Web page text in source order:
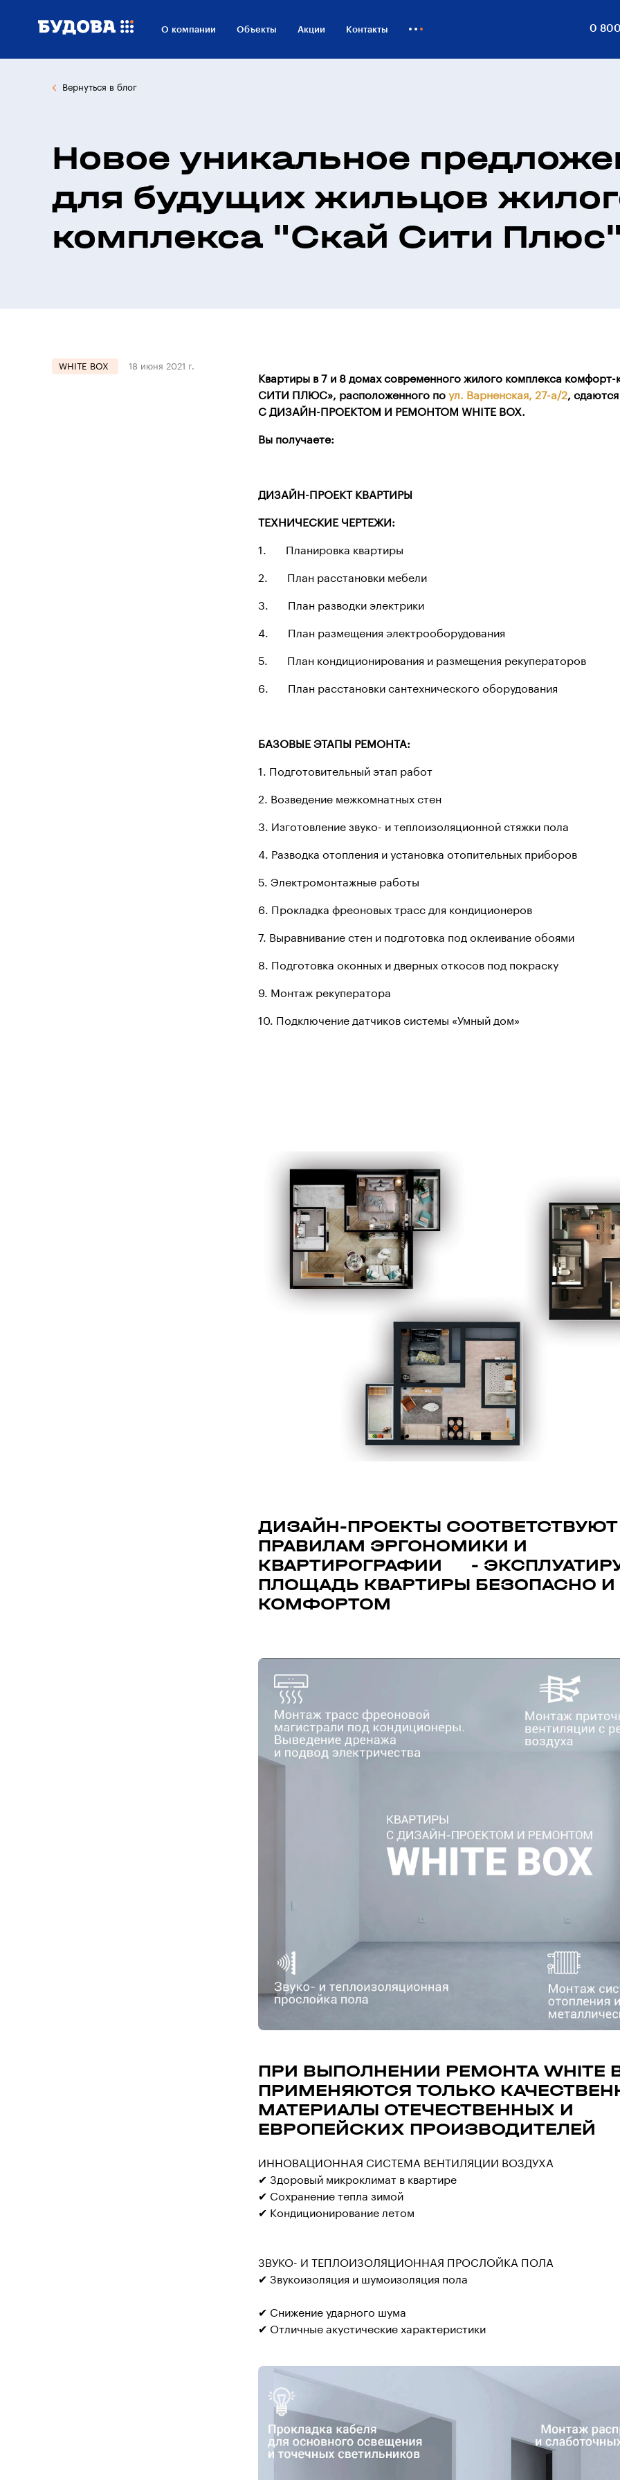
О компании Объекты Акции Контакты 0
Вернуться в блог
Новое уникальное
для будущих жильцов
комплекса "Скай Сити
WHITE BOX 18 июня 2021 г.
Квартиры в 7 и 8 домах современного жилого комплекса
СИТИ ПЛЮС», расположенного поул. Варненская, 27-а/2,
С ДИЗАЙН-ПРОЕКТОМ И РЕМОНТОМ WHITE BOX.
Вы получаете:
ДИЗАЙН-ПРОЕКТ КВАРТИРЫ
ТЕХНИЧЕСКИЕ ЧЕРТЕЖИ:
1. Планировка квартиры
2. План расстановки мебели
3. План разводки электрики
4. План размещения электрооборудования
5. План кондиционирования и размещения рекуператоров
6. План расстановки сантехнического оборудования
БАЗОВЫЕ ЭТАПЫ РЕМОНТА:
1. Подготовительный этап работ
2. Возведение межкомнатных стен
3. Изготовление звуко- и теплоизоляционной стяжки пола
4. Разводка отопления и установка отопительных приборов
5. Электромонтажные работы
6. Прокладка фреоновых трасс для кондиционеров
7. Выравнивание стен и подготовка под оклеивание обоями
8. Подготовка оконных и дверных откосов под покраску
9. Монтаж рекуператора
10. Подключение датчиков системы «Умный дом»
ДИЗАЙН-ПРОЕКТЫ
ПРАВИЛАМ ЭРГОНОМИКИ И
КВАРТИРОГРАФИИ -
ПЛОЩАДЬ КВАРТИРЫ БЕЗОПАСНО И
КОМФОРТОМ
ПРИ ВЫПОЛНЕНИИ РЕМОНТА WHITE
ПРИМЕНЯЮТСЯ ТОЛЬКО
МАТЕРИАЛЫ ОТЕЧЕСТВЕННЫХ И
ЕВРОПЕЙСКИХ ПРОИЗВОДИТЕЛЕЙ
ИННОВАЦИОННАЯ СИСТЕМА ВЕНТИЛЯЦИИ ВОЗДУХА
✔ Здоровый микроклимат в квартире
✔ Сохранение тепла зимой
✔ Кондиционирование летом
ЗВУКО- И ТЕПЛОИЗОЛЯЦИОННАЯ ПРОСЛОЙКА ПОЛА
✔ Звукоизоляция и шумоизоляция пола
✔ Снижение ударного шума
✔ Отличные акустические характеристики